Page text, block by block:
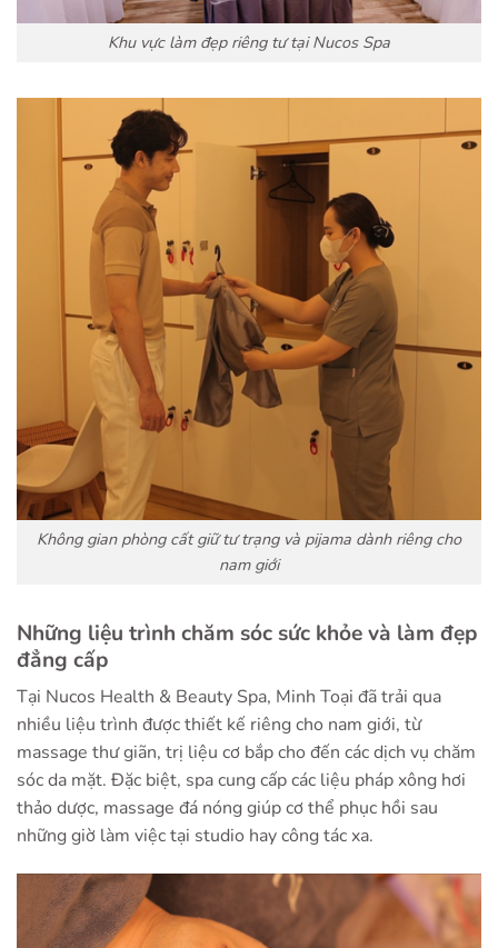
Khu vực làm đẹp riêng tư tại Nucos Spa
Không gian phòng cất giữ tư trạng và pijama dành riêng cho
nam giới
Những liệu trình chăm sóc sức khỏe và làm đẹp
đẳng cấp
Tại Nucos Health & Beauty Spa, Minh Toại đã trải qua
nhiều liệu trình được thiết kế riêng cho nam giới, từ
massage thư giãn, trị liệu cơ bắp cho đến các dịch vụ chăm
sóc da mặt. Đặc biệt, spa cung cấp các liệu pháp xông hơi
thảo dược, massage đá nóng giúp cơ thể phục hồi sau
những giờ làm việc tại studio hay công tác xa.